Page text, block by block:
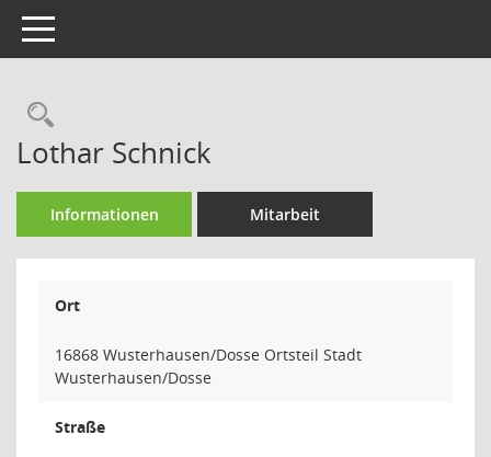
Toggle navigation
Rechercheauswahl
Lothar Schnick
Informationen Mitarbeit
Ort
16868 Wusterhausen/Dosse Ortsteil Stadt
Wusterhausen/Dosse
Straße